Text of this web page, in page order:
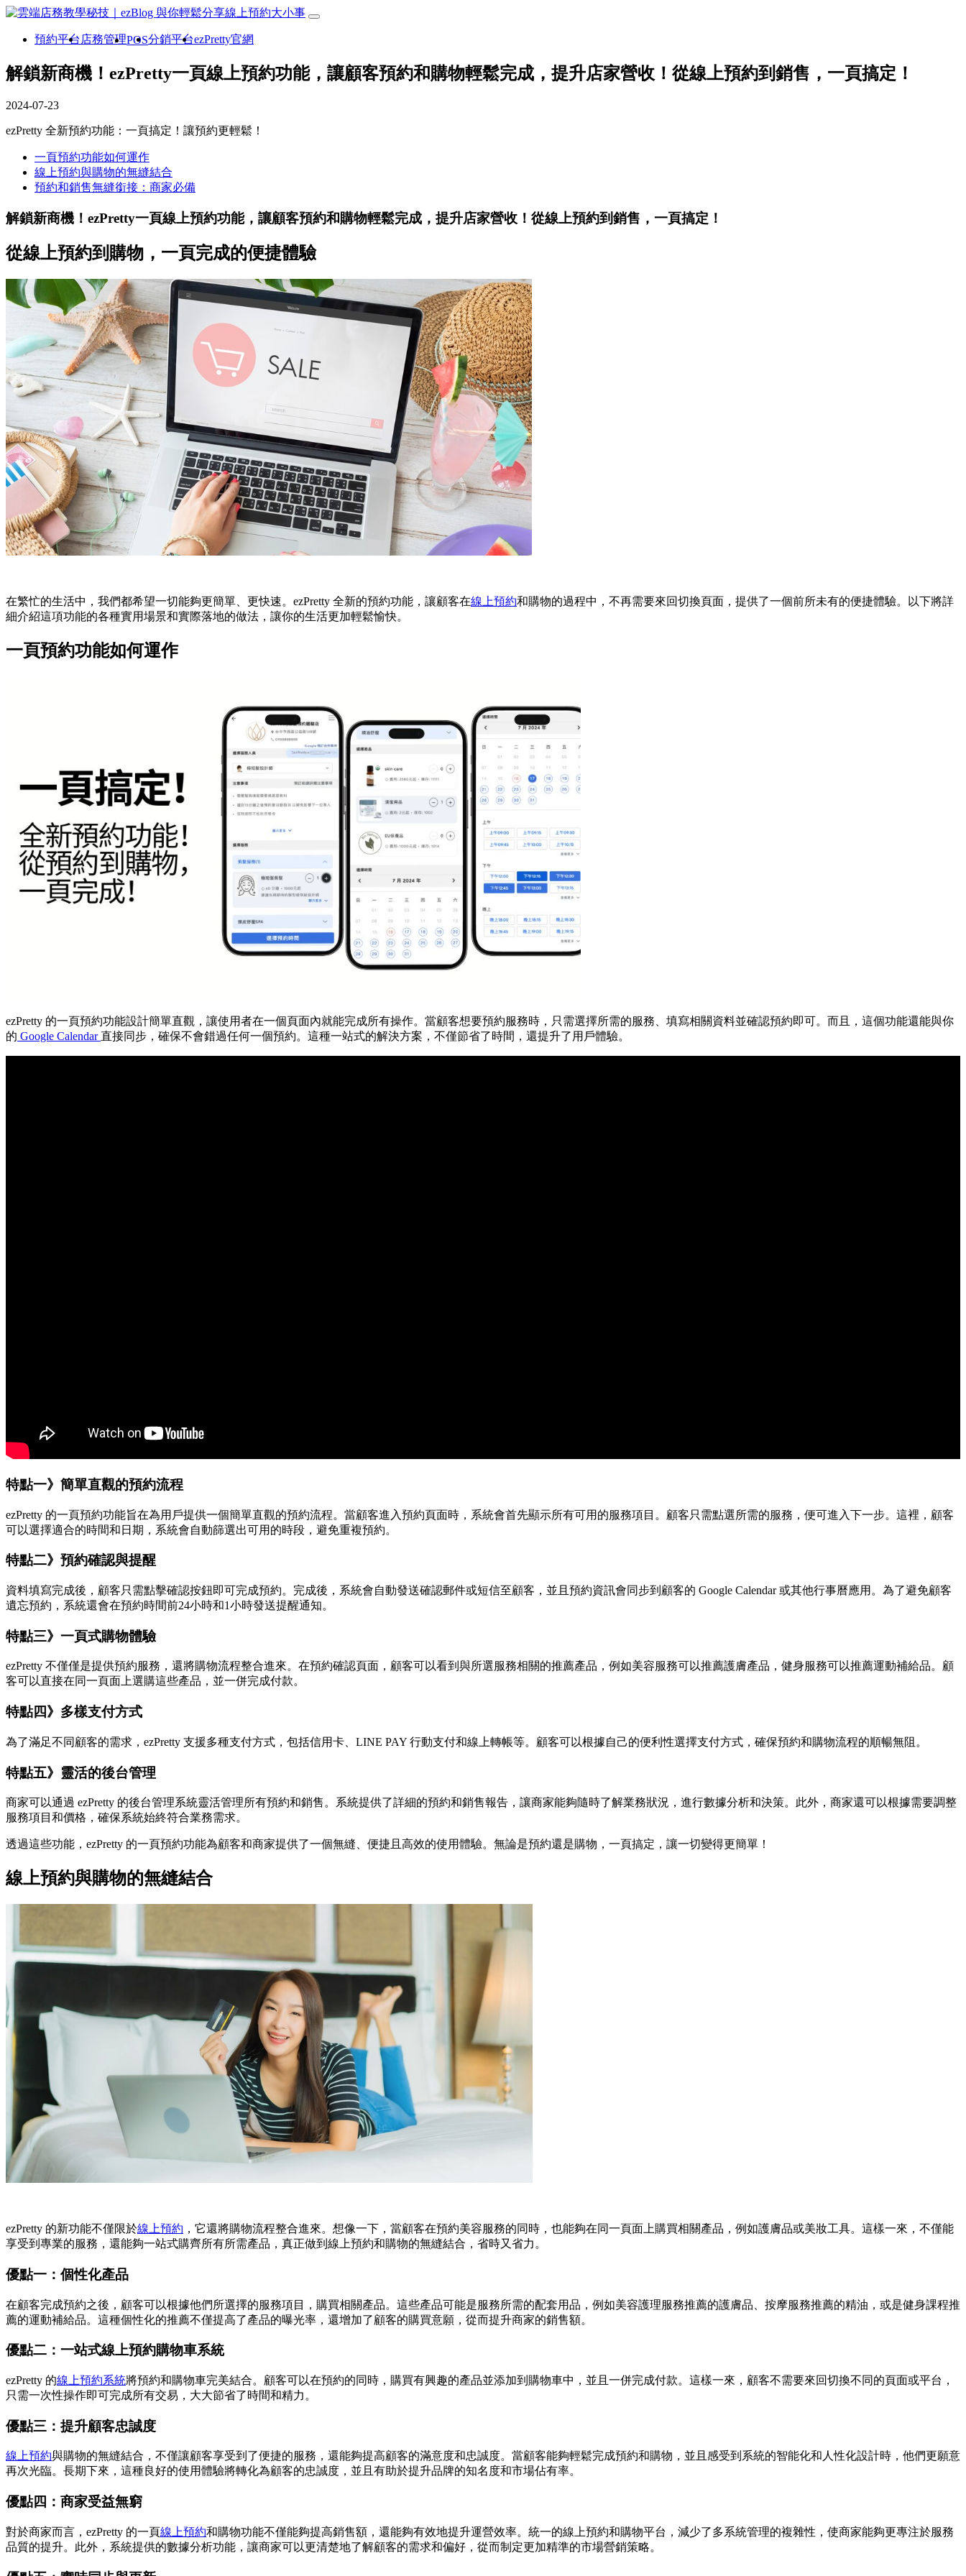
預約平台 店務管理POS分銷平台ezPretty官網
解鎖新商機！ezPretty一頁線上預約功能，讓顧客預約和購物輕鬆完成，提升店家營收！從線上預約到銷售，一頁搞定！
2024-07-23
ezPretty 全新預約功能：一頁搞定！讓預約更輕鬆！
一頁預約功能如何運作
線上預約與購物的無縫結合
預約和銷售無縫銜接：商家必備
解鎖新商機！ezPretty一頁線上預約功能，讓顧客預約和購物輕鬆完成，提升店家營收！從線上預約到銷售，一頁搞定！
從線上預約到購物，一頁完成的便捷體驗
在繁忙的生活中，我們都希望一切能夠更簡單、更快速。ezPretty 全新的預約功能，讓顧客在線上預約和購物的過程中，不再需要來回切換頁面，提供了一個前所未有的便捷體驗。以下將詳
細介紹這項功能的各種實用場景和實際落地的做法，讓你的生活更加輕鬆愉快。
一頁預約功能如何運作
ezPretty 的一頁預約功能設計簡單直觀，讓使用者在一個頁面內就能完成所有操作。當顧客想要預約服務時，只需選擇所需的服務、填寫相關資料並確認預約即可。而且，這個功能還能與你
的 Google Calendar直接同步，確保不會錯過任何一個預約。這種一站式的解決方案，不僅節省了時間，還提升了用戶體驗。
特點一》簡單直觀的預約流程
ezPretty 的一頁預約功能旨在為用戶提供一個簡單直觀的預約流程。當顧客進入預約頁面時，系統會首先顯示所有可用的服務項目。顧客只需點選所需的服務，便可進入下一步。這裡，顧客
可以選擇適合的時間和日期，系統會自動篩選出可用的時段，避免重複預約。
特點二》預約確認與提醒
資料填寫完成後，顧客只需點擊確認按鈕即可完成預約。完成後，系統會自動發送確認郵件或短信至顧客，並且預約資訊會同步到顧客的 Google Calendar 或其他行事曆應用。為了避免顧客
遺忘預約，系統還會在預約時間前24小時和1小時發送提醒通知。
特點三》一頁式購物體驗
ezPretty 不僅僅是提供預約服務，還將購物流程整合進來。在預約確認頁面，顧客可以看到與所選服務相關的推薦產品，例如美容服務可以推薦護膚產品，健身服務可以推薦運動補給品。顧
客可以直接在同一頁面上選購這些產品，並一併完成付款。
特點四》多樣支付方式
為了滿足不同顧客的需求，ezPretty 支援多種支付方式，包括信用卡、LINE PAY 行動支付和線上轉帳等。顧客可以根據自己的便利性選擇支付方式，確保預約和購物流程的順暢無阻。
特點五》靈活的後台管理
商家可以通過 ezPretty 的後台管理系統靈活管理所有預約和銷售。系統提供了詳細的預約和銷售報告，讓商家能夠隨時了解業務狀況，進行數據分析和決策。此外，商家還可以根據需要調整
服務項目和價格，確保系統始終符合業務需求。
透過這些功能，ezPretty 的一頁預約功能為顧客和商家提供了一個無縫、便捷且高效的使用體驗。無論是預約還是購物，一頁搞定，讓一切變得更簡單！
線上預約與購物的無縫結合
ezPretty 的新功能不僅限於線上預約 ，它還將購物流程整合進來。想像一下，當顧客在預約美容服務的同時，也能夠在同一頁面上購買相關產品，例如護膚品或美妝工具。這樣一來，不僅能
享受到專業的服務，還能夠一站式購齊所有所需產品，真正做到線上預約和購物的無縫結合，省時又省力。
優點一：個性化產品
在顧客完成預約之後，顧客可以根據他們所選擇的服務項目，購買相關產品。這些產品可能是服務所需的配套用品，例如美容護理服務推薦的護膚品、按摩服務推薦的精油，或是健身課程推
薦的運動補給品。這種個性化的推薦不僅提高了產品的曝光率，還增加了顧客的購買意願，從而提升商家的銷售額。
優點二：一站式線上預約購物車系統
ezPretty 的線上預約系統將預約和購物車完美結合。顧客可以在預約的同時，購買有興趣的產品並添加到購物車中，並且一併完成付款。這樣一來，顧客不需要來回切換不同的頁面或平台，
只需一次性操作即可完成所有交易，大大節省了時間和精力。
優點三：提升顧客忠誠度
線上預約與購物的無縫結合，不僅讓顧客享受到了便捷的服務，還能夠提高顧客的滿意度和忠誠度。當顧客能夠輕鬆完成預約和購物，並且感受到系統的智能化和人性化設計時，他們更願意
再次光臨。長期下來，這種良好的使用體驗將轉化為顧客的忠誠度，並且有助於提升品牌的知名度和市場佔有率。
優點四：商家受益無窮
對於商家而言，ezPretty 的一頁線上預約和購物功能不僅能夠提高銷售額，還能夠有效地提升運營效率。統一的線上預約和購物平台，減少了多系統管理的複雜性，使商家能夠更專注於服務
品質的提升。此外，系統提供的數據分析功能，讓商家可以更清楚地了解顧客的需求和偏好，從而制定更加精準的市場營銷策略。